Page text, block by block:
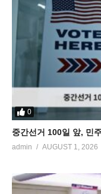
0
중간선거 100일 앞, 민
admin AUGUST 1, 2026